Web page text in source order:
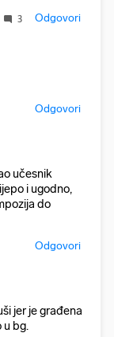
3 Odgovori
Odgovori
učesnik
i ugodno,
do
Odgovori
jer je građena
u bg.